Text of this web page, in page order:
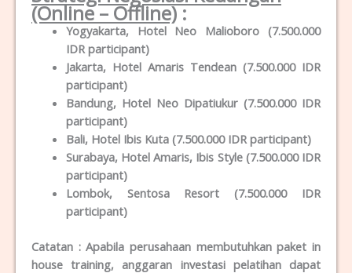
(Online – Offline):
Yogyakarta, Hotel Neo Malioboro (7.500.000
IDR participant)
Jakarta, Hotel Amaris Tendean (7.500.000 IDR
participant)
Bandung, Hotel Neo Dipatiukur (7.500.000 IDR
participant)
Bali, Hotel Ibis Kuta (7.500.000 IDR participant)
Surabaya, Hotel Amaris, Ibis Style (7.500.000 IDR
participant)
Lombok, Sentosa Resort (7.500.000 IDR
participant)
Catatan : Apabila perusahaan membutuhkan paket in
house training, anggaran investasi pelatihan dapat